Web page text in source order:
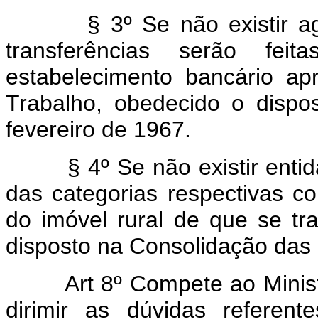
§ 3º Se não existir
transferências serão
estabelecimento bancário
Trabalho, obedecido o
fevereiro de 1967.
§ 4º Se não existir
das categorias respectivas
do imóvel rural de que se
disposto na Consolidação
Art 8º Compete ao
dirimir as dúvidas